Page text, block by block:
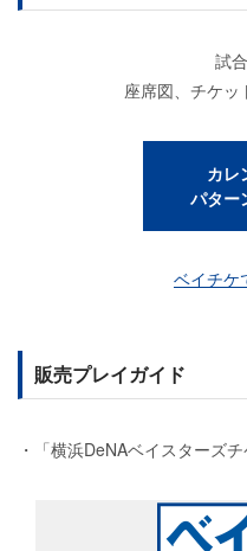
試
座席図、チケッ
カレ
パター
ベイチケ
販売プレイガイド
・「横浜DeNAベイスターズチ